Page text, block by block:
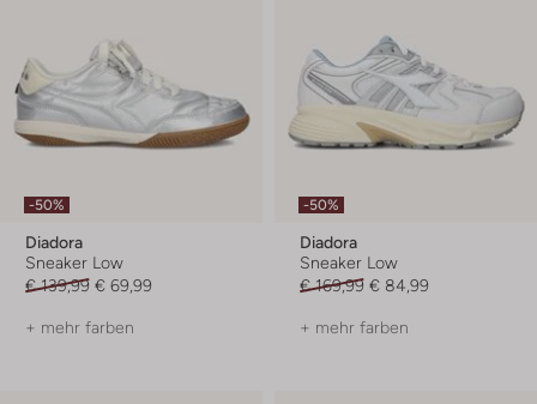
-50%
Diadora
Sneaker Low
€ 139,99 € 69,99
+ mehr farben
-50%
Diadora
Sneaker Low
€ 169,99 € 84,99
+ mehr farben